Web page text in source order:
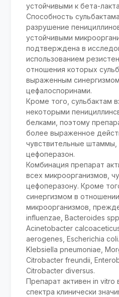
устойчивыми к бета-
Способность
разрушение
устойчивыми
подтверждена в
использованием
отношения которых
выраженным
цефалоспоринами.
Кроме того, сульбактам
некоторыми
белками, поэтому
более выраженное
чувствительные
цефоперазон.
Комбинация препарат
всех микроорганизмов,
цефоперазону. Кроме
синергизмом в
микроорганизмов,
influenzae, Bacteroides
Acinetobacter
aerogenes, Escherichia
Klebsiella pneumoniae,
Citrobacter freundii,
Citrobacter diversus.
Препарат активен in
спектра клинически